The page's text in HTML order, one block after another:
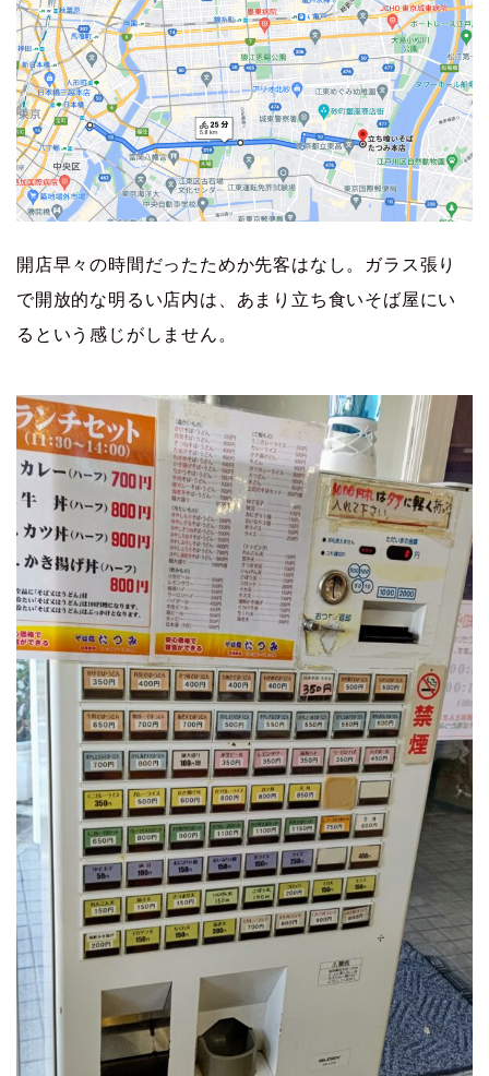
開店早々の時間だったためか先客はなし。ガラス張り
で開放的な明るい店内は、あまり立ち食いそば屋にい
るという感じがしません。